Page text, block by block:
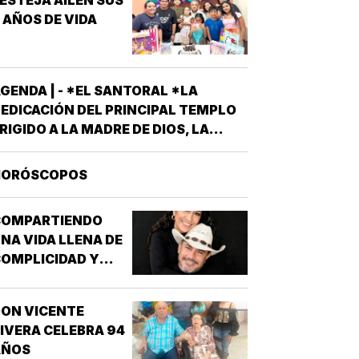
DE VIDA
| - *EL SANTORAL *LA
DEL PRINCIPAL TEMPLO
A LA MADRE DE DIOS, LA
BASÍLICA LIBERIANA DE SANTA
LA MAYOR EN ROMA. NUESTRA
*EL EVANGELIO
VIDA LLENA DE
Y
VICENTE
CELEBRA 94